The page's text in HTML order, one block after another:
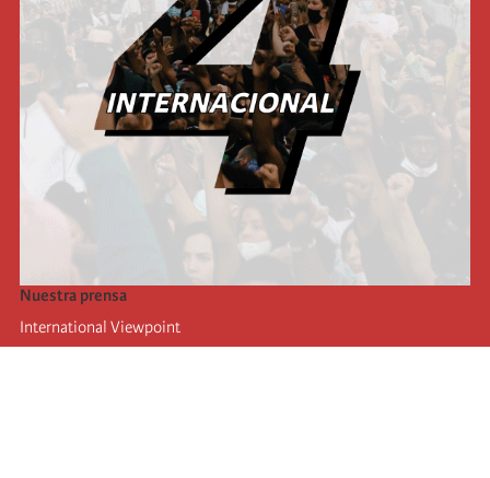
Nuestra prensa
International Viewpoint